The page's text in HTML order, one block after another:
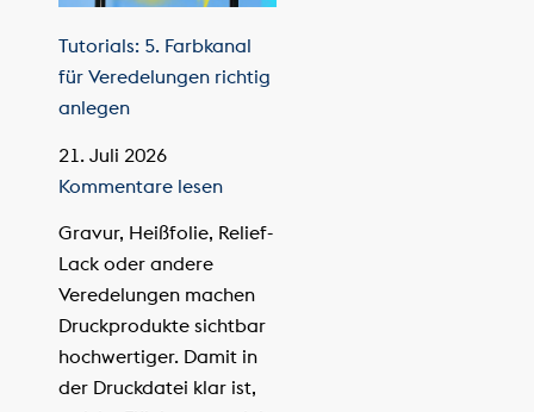
Tutorials: 5. Farbkanal
für Veredelungen richtig
anlegen
21. Juli 2026
Kommentare lesen
Gravur, Heißfolie, Relief-
Lack oder andere
Veredelungen machen
Druckprodukte sichtbar
hochwertiger. Damit in
der Druckdatei klar ist,